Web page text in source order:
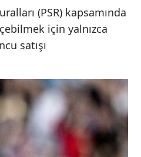
(PSR) kapsamında
için yalnızca
satışı